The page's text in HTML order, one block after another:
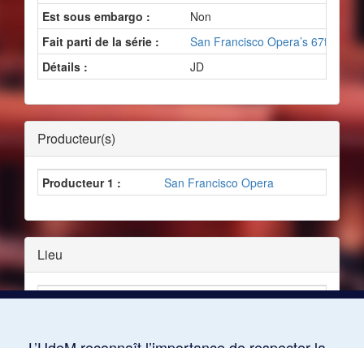
Est sous embargo :
Non
Fait parti de la série :
San Francisco Opera’s 67th
Détails :
JD
Producteur(s)
Producteur 1 : San Francisco Opera
Lieu
Lieu :
War Memorial Opera House